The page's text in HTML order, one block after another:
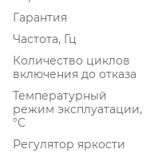
Гарантия
Частота, Гц
Количество циклов
включения до отказа
Температурный
режим эксплуатации,
°C
Регулятор яркости